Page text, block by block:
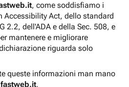
, come soddisfiamo i
Accessibility Act, dello standard
2.2, dell'ADA e della Sec. 508, e
mantenere e migliorare
riguarda solo
queste informazioni man mano
.